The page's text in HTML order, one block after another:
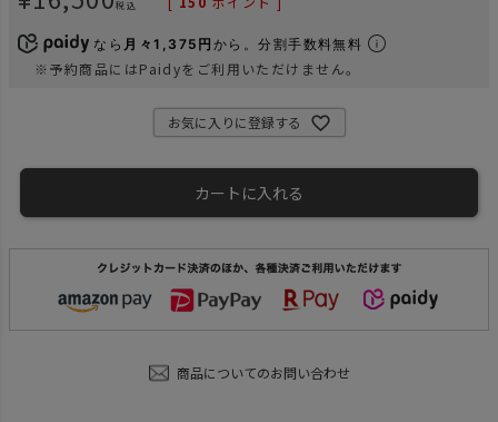
税込
なら 月々1,375円 から。分割手数料無料
※予約商品にはPaidyをご利用いただけません。
お気に入りに登録する
カートに入れる
商品についてのお問い合わせ